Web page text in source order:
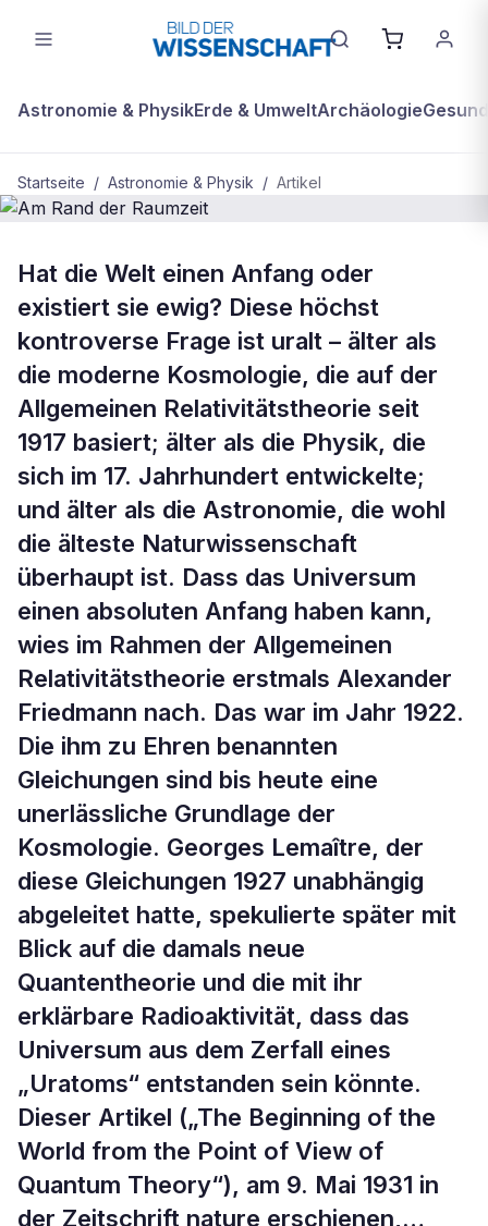
Astronomie & PhysikErde & UmweltArchäologie
Startseite / Astronomie & Physik / Artikel
BDW Plus ASTRONOMIE & PHYSIK
Am Rand der Raumzeit
Hat die Welt einen Anfang oder
existiert sie ewig? Diese höchst
kontroverse Frage ist uralt – älter als
die moderne Kosmologie, die auf der
Allgemeinen Relativitätstheorie seit
1917 basiert; älter als die Physik, die
sich im 17. Jahrhundert entwickelte;
und älter als die Astronomie, die wohl
die älteste Naturwissenschaft
überhaupt ist. Dass das Universum
einen absoluten Anfang haben kann,
wies im Rahmen der Allgemeinen
Relativitätstheorie erstmals Alexander
Friedmann nach. Das war im Jahr 1922.
Die ihm zu Ehren benannten
Gleichungen sind bis heute eine
unerlässliche Grundlage der
Kosmologie. Georges Lemaître, der
diese Gleichungen 1927 unabhängig
abgeleitet hatte, spekulierte später mit
Blick auf die damals neue
Quantentheorie und die mit ihr
erklärbare Radioaktivität, dass das
Universum aus dem Zerfall eines
„Uratoms“ entstanden sein könnte.
Dieser Artikel („The Beginning of the
World from the Point of View of
Quantum Theory“), am 9. Mai 1931 in
der Zeitschrift nature erschienen,…